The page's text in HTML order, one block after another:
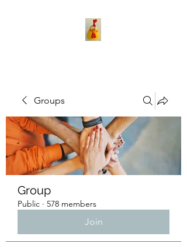
Groups
Group
Public · 578 members
Join